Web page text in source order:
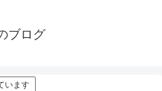
ブログ
います